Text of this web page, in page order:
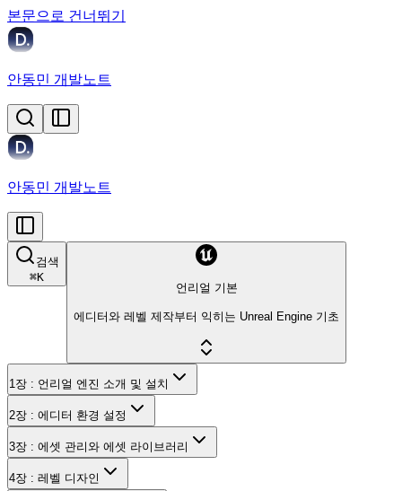
본문으로 건너뛰기
안동민 개발노트
안동민 개발노트
검색
⌘K
언리얼 기본
에디터와 레벨 제작부터 익히는 Unreal Engine 기초
1장 : 언리얼 엔진 소개 및 설치
2장 : 에디터 환경 설정
3장 : 에셋 관리와 에셋 라이브러리
4장 : 레벨 디자인